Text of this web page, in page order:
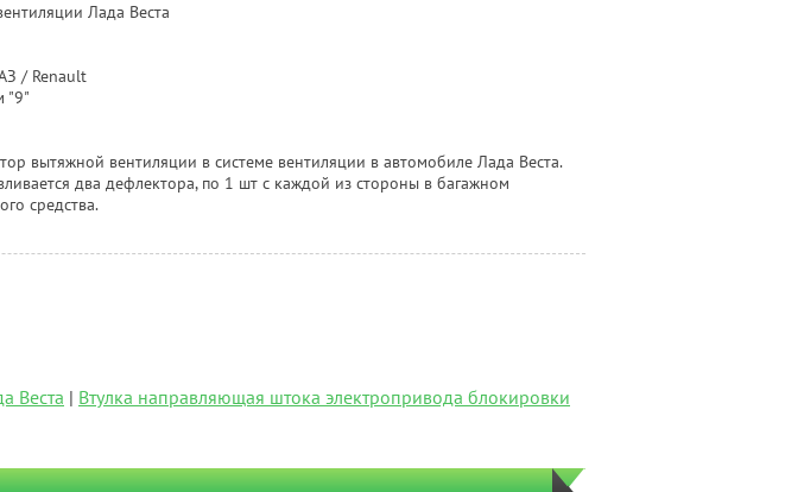
Лада Веста
/ Renault
"9"
вытяжной вентиляции в системе вентиляции в автомобиле Лада Веста.
два дефлектора, по 1 шт с каждой из стороны в багажном
средства.
Веста | Втулка направляющая штока электропривода блокировки